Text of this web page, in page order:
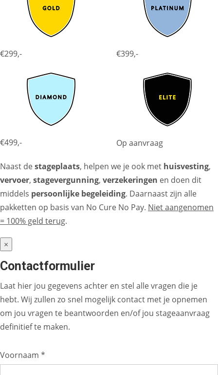
€299,- €399,-
€499,- Op aanvraag
Naast destageplaats, helpen we je ook met huisvesting,
vervoer, stagevergunning, verzekeringen en doen dit
middels persoonlijke begeleiding. Daarnaast zijn alle
pakketten op basis van No Cure No Pay. Niet aangenomen
= 100% geld terug.
×
Contactformulier
Laat hier jou gegevens achter en stel alle vragen die je
hebt. Wij zullen zo snel mogelijk contact met je opnemen
om jou vragen te beantwoorden en/of jou stageaanvraag
definitief te maken.
Voornaam *